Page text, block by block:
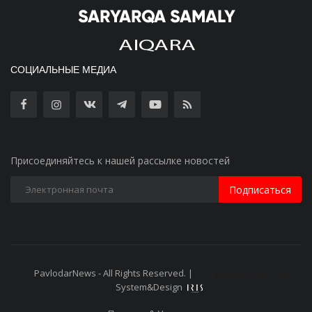
СОЦИАЛЬНЫЕ МЕДИА
Присоединяйтесь к нашей рассылке новостей
Подписаться
PavlodarNews - All Rights Reserved. |
System&Design